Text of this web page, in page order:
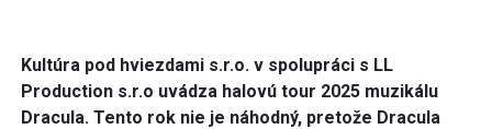
Kultúra pod hviezdami s.r.o. v spolupráci s LL
Production s.r.o uvádza halovú tour 2025 muzikálu
Dracula. Tento rok nie je náhodný, pretože Dracula